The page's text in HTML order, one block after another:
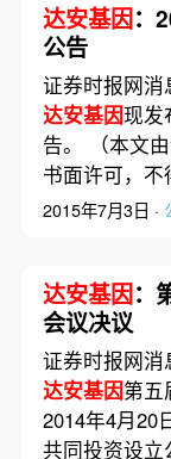
达安基因：
公告
证券时报网消
达安基因现发
告。 （本文
书面许可，
2015年7月3日 ·
达安基因：
会议决议
证券时报网消
达安基因第五
2014年4月20
共同投资设